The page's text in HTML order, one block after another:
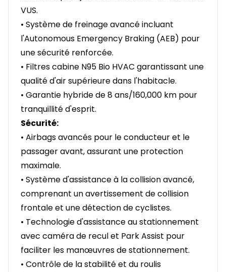
VUS.
• Système de freinage avancé incluant
l'Autonomous Emergency Braking (AEB) pour
une sécurité renforcée.
• Filtres cabine N95 Bio HVAC garantissant une
qualité d'air supérieure dans l'habitacle.
• Garantie hybride de 8 ans/160,000 km pour
tranquillité d'esprit.
Sécurité:
• Airbags avancés pour le conducteur et le
passager avant, assurant une protection
maximale.
• Système d'assistance à la collision avancé,
comprenant un avertissement de collision
frontale et une détection de cyclistes.
• Technologie d'assistance au stationnement
avec caméra de recul et Park Assist pour
faciliter les manœuvres de stationnement.
• Contrôle de la stabilité et du roulis